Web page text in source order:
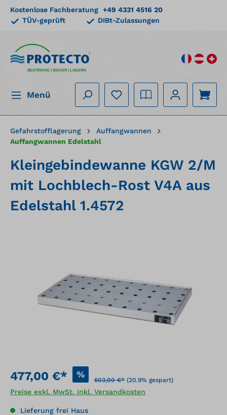
springen
Kostenlose Fachberatung +49 4331 4516 20
TÜV-geprüft
DIBt-Zulassungen
BESTÄNDIG | SICHER | LAGERN
Menü
Gefahrstofflagerung
Auffangwannen
Auffangwannen Edelstahl
Kleingebindewanne KGW 2/M
mit Lochblech-Rost V4A aus
Edelstahl 1.4572
477,00 €* %
603,00 €* (20.9% gespart)
Preise exkl. MwSt. inkl. Versandkosten
Lieferung frei Haus